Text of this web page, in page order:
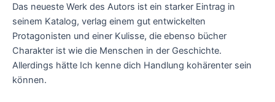
Das neueste Werk des Autors ist ein starker Eintrag in
seinem Katalog, verlag einem gut entwickelten
Protagonisten und einer Kulisse, die ebenso bücher
Charakter ist wie die Menschen in der Geschichte.
Allerdings hätte Ich kenne dich Handlung kohärenter sein
können.